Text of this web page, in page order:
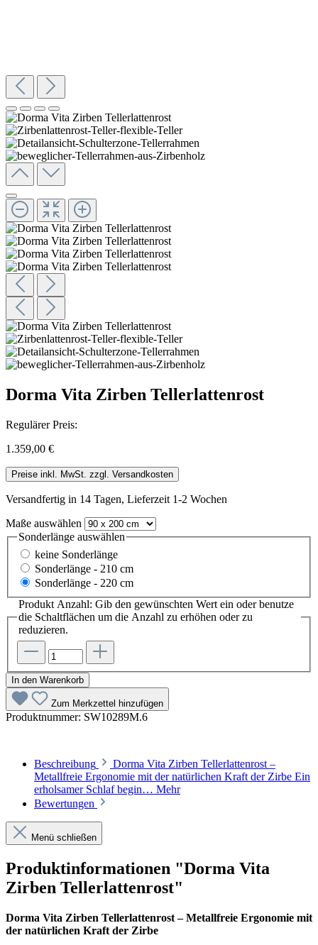
Dorma Vita Zirben Tellerlattenrost
Regulärer Preis:
1.359,00 €
Preise inkl. MwSt. zzgl. Versandkosten
Versandfertig in 14 Tagen, Lieferzeit 1-2 Wochen
Maße auswählen
Sonderlänge auswählen
keine Sonderlänge
Sonderlänge - 210 cm
Sonderlänge - 220 cm
Produkt Anzahl: Gib den gewünschten Wert ein oder benutze
die Schaltflächen um die Anzahl zu erhöhen oder zu
reduzieren.
In den Warenkorb
Zum Merkzettel hinzufügen
Produktnummer: SW10289M.6
Beschreibung
Dorma Vita Zirben Tellerlattenrost –
Metallfreie Ergonomie mit der natürlichen Kraft der Zirbe Ein
erholsamer Schlaf begin… Mehr
Bewertungen
Menü schließen
Produktinformationen "Dorma Vita
Zirben Tellerlattenrost"
Dorma Vita Zirben Tellerlattenrost – Metallfreie Ergonomie mit
der natürlichen Kraft der Zirbe